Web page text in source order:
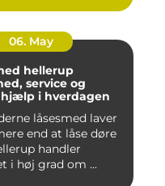
06. May
hellerup
service og
i hverdagen
låsesmed laver
end at låse døre
handler
i høj grad om ...